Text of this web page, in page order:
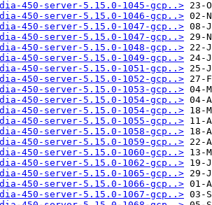
450-server-5.15.0-1045-gcp..>
450-server-5.15.0-1046-gcp..>
450-server-5.15.0-1047-gcp..>
450-server-5.15.0-1047-gcp..>
450-server-5.15.0-1048-gcp..>
450-server-5.15.0-1049-gcp..>
450-server-5.15.0-1051-gcp..>
450-server-5.15.0-1052-gcp..>
450-server-5.15.0-1053-gcp..>
450-server-5.15.0-1054-gcp..>
450-server-5.15.0-1054-gcp..>
450-server-5.15.0-1055-gcp..>
450-server-5.15.0-1058-gcp..>
450-server-5.15.0-1059-gcp..>
450-server-5.15.0-1060-gcp..>
450-server-5.15.0-1062-gcp..>
450-server-5.15.0-1065-gcp..>
450-server-5.15.0-1066-gcp..>
450-server-5.15.0-1067-gcp..>